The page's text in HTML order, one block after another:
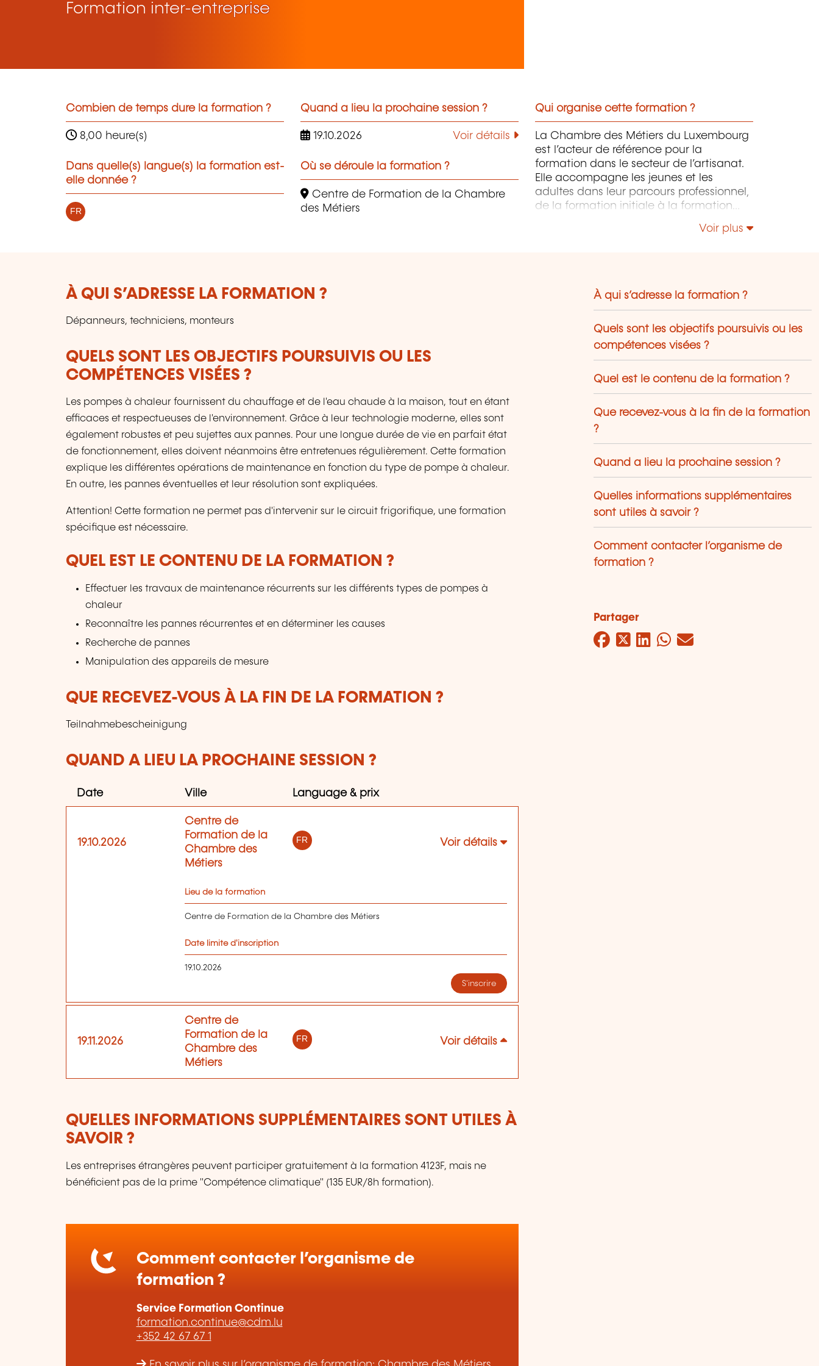
Formation inter-entreprise
Combien de temps dure la formation ?
8,00 heure(s)
Dans quelle(s) langue(s) la formation est-
elle donnée ?
FR
Quand a lieu la prochaine session ?
19.10.2026 Voir détails
Où se déroule la formation ?
Centre de Formation de la Chambre
des Métiers
Qui organise cette formation ?
La Chambre des Métiers du Luxembourg
est l’acteur de référence pour la
formation dans le secteur de l’artisanat.
Elle accompagne les jeunes et les
adultes dans leur parcours professionnel,
de la formation initiale à la formation
Voir plus
À QUI S’ADRESSE LA FORMATION ?
Dépanneurs, techniciens, monteurs
QUELS SONT LES OBJECTIFS POURSUIVIS OU LES
COMPÉTENCES VISÉES ?
Les pompes à chaleur fournissent du chauffage et de l'eau chaude à la maison, tout en étant
efficaces et respectueuses de l'environnement. Grâce à leur technologie moderne, elles sont
également robustes et peu sujettes aux pannes. Pour une longue durée de vie en parfait état
de fonctionnement, elles doivent néanmoins être entretenues régulièrement. Cette formation
explique les différentes opérations de maintenance en fonction du type de pompe à chaleur.
En outre, les pannes éventuelles et leur résolution sont expliquées.
Attention! Cette formation ne permet pas d'intervenir sur le circuit frigorifique, une formation
spécifique est nécessaire.
QUEL EST LE CONTENU DE LA FORMATION ?
Effectuer les travaux de maintenance récurrents sur les différents types de pompes à
chaleur
Reconnaître les pannes récurrentes et en déterminer les causes
Recherche de pannes
Manipulation des appareils de mesure
QUE RECEVEZ-VOUS À LA FIN DE LA FORMATION ?
Teilnahmebescheinigung
QUAND A LIEU LA PROCHAINE SESSION ?
Date Ville Language & prix
19.10.2026
Centre de
Formation de la
Chambre des
Métiers
FR Voir détails
Lieu de la formation
Centre de Formation de la Chambre des Métiers
Date limite d'inscription
19.10.2026
S'inscrire
19.11.2026
Centre de
Formation de la
Chambre des
Métiers
FR Voir détails
QUELLES INFORMATIONS SUPPLÉMENTAIRES SONT UTILES À
SAVOIR ?
Les entreprises étrangères peuvent participer gratuitement à la formation 4123F, mais ne
bénéficient pas de la prime "Compétence climatique" (135 EUR/8h formation).
Comment contacter l’organisme de
formation ?
Service Formation Continue
formation.continue@cdm.lu
+352 42 67 67 1
À qui s’adresse la formation ?
Quels sont les objectifs poursuivis ou les
compétences visées ?
Quel est le contenu de la formation ?
Que recevez-vous à la fin de la formation
?
Quand a lieu la prochaine session ?
Quelles informations supplémentaires
sont utiles à savoir ?
Comment contacter l’organisme de
formation ?
Partager
Facebook
Twitter
LinkedIn
WhatsApp
Mail